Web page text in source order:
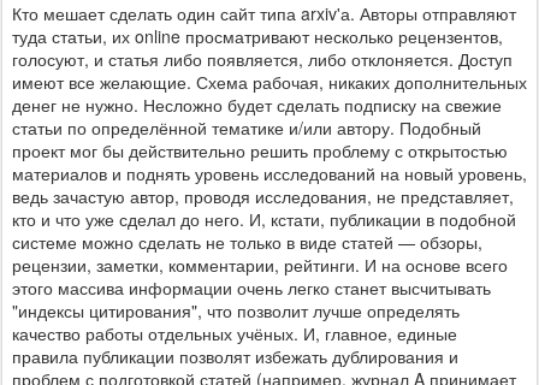
Кто мешает сделать один сайт типа arxiv'а. Авторы отправляют
туда статьи, их online просматривают несколько рецензентов,
голосуют, и статья либо появляется, либо отклоняется. Доступ
имеют все желающие. Схема рабочая, никаких дополнительных
денег не нужно. Несложно будет сделать подписку на свежие
статьи по определённой тематике и/или автору. Подобный
проект мог бы действительно решить проблему с открытостью
материалов и поднять уровень исследований на новый уровень,
ведь зачастую автор, проводя исследования, не представляет,
кто и что уже сделал до него. И, кстати, публикации в подобной
системе можно сделать не только в виде статей — обзоры,
рецензии, заметки, комментарии, рейтинги. И на основе всего
этого массива информации очень легко станет высчитывать
"индексы цитирования", что позволит лучше определять
качество работы отдельных учёных. И, главное, единые
правила публикации позволят избежать дублирования и
проблем с подготовкой статей (например, журнал A принимает